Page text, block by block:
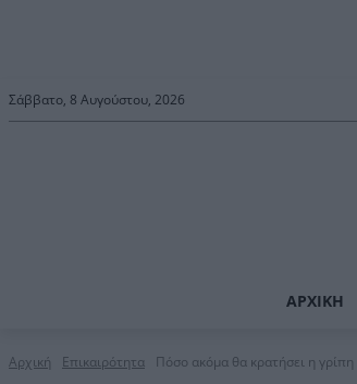
Σάββατο, 8 Αυγούστου, 2026
ΑΡΧΙΚΉ
Αρχική Επικαιρότητα Πόσο ακόμα θα κρατήσει η